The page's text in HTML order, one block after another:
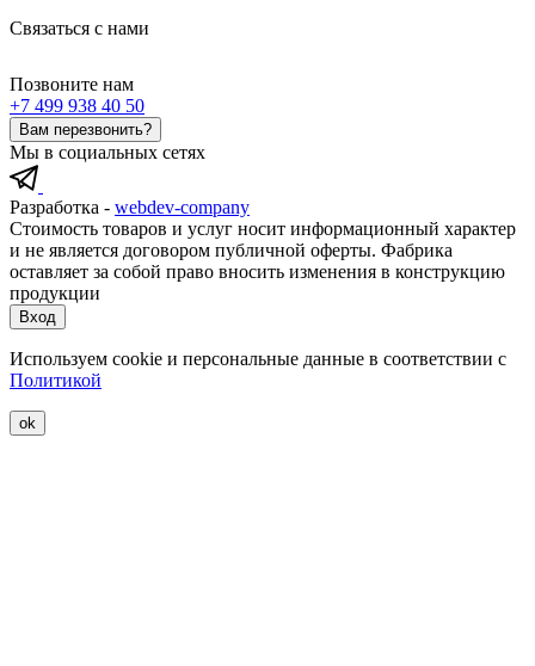
Связаться с нами
Позвоните нам
+7 499 938 40 50
Вам перезвонить?
Мы в социальных сетях
Разработка - webdev-company
Стоимость товаров и услуг носит информационный характер
и не является договором публичной оферты. Фабрика
оставляет за собой право вносить изменения в конструкцию
продукции
Вход
Используем cookie и персональные данные в соответствии с
Политикой
ok